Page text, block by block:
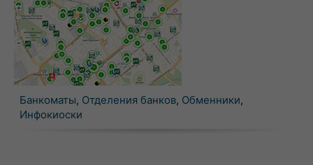
Банкоматы, Отделения банков, Обменники,
Инфокиоски